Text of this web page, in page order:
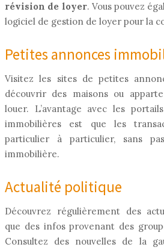
révision de loyer. Vous pouvez
logiciel de gestion de loyer pour la
Petites annonces
Visitez les sites de petites
découvrir des maisons ou
louer. L’avantage avec les
immobilières est que les
particulier à particulier, sans
immobilière.
Actualité politique
Découvrez régulièrement des
que des infos provenant des
Consultez des nouvelles de la